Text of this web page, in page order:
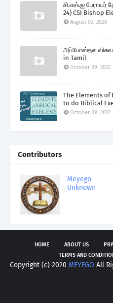
சி.எஸ்.ஐ பேராயர்
24) CSI Bishop
August 03, 2026
அப்போஸ்தல
in Tamil
October 09, 2022
The Elements of
to do Biblical
October 09, 2022
Contributors
Meyego
Unknown
HOME ABOUT US
TERMS AND
Copyright (c) 2020 MEYEGO All